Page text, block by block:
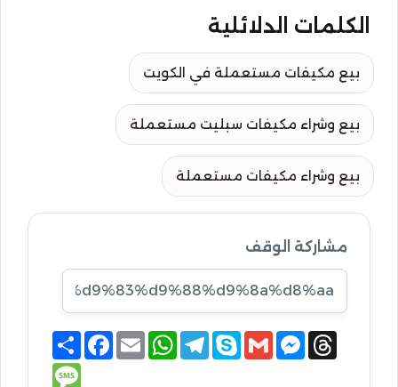
الكلمات الدلائلية
بيع مكيفات مستعملة في الكويت
بيع وشراء مكيفات سبليت مستعملة
بيع وشراء مكيفات مستعملة
مشاركة الوقف
S
h
F
a
E
m
W
h
T
e
S
k
G
m
M
e